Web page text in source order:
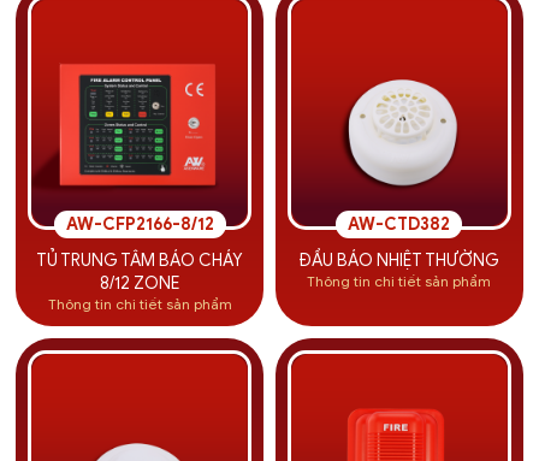
AW-CFP2166-8/12
TỦ TRUNG TÂM BÁO CHÁY
8/12 ZONE
Thông tin chi tiết sản phẩm
AW-CTD382
ĐẦU BÁO NHIỆT THƯỜNG
Thông tin chi tiết sản phẩm